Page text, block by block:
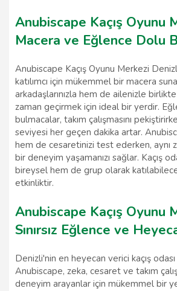
Anubiscape Kaçış Oyunu
Macera ve Eğlence Dolu
Anubiscape Kaçış Oyunu Merkezi
katılımcı için mükemmel bir macera
arkadaşlarınızla hem de ailenizle
zaman geçirmek için ideal bir yerdir.
bulmacalar, takım çalışmasını
seviyesi her geçen dakika artar.
hem de cesaretinizi test ederken, aynı
bir deneyim yaşamanızı sağlar. Kaçış
bireysel hem de grup olarak
etkinliktir.
Anubiscape Kaçış Oyunu
Sınırsız Eğlence ve
Denizli'nin en heyecan verici kaçış
Anubiscape, zeka, cesaret ve takım
deneyim arayanlar için mükemmel bir